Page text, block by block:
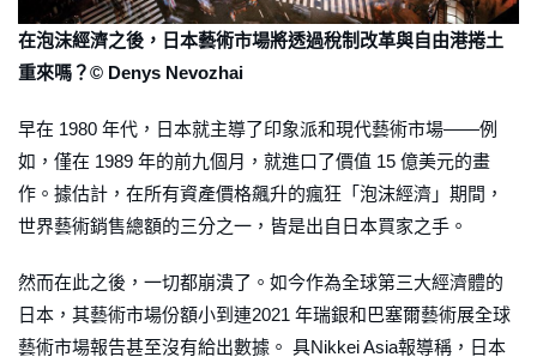
在泡沫經濟之後，日本藝術市場將透過稅制改革與自由港捲土
重來嗎？© Denys Nevozhai
早在 1980 年代，日本就主導了印象派和現代藝術市場——例
如，僅在 1989 年的前九個月，就進口了價值 15 億美元的畫
作。據估計，在所有資產價格飆升的瘋狂「泡沫經濟」期間，
世界藝術銷售總額的三分之一，皆是出自日本買家之手。
然而在此之後，一切都崩潰了。如今作為全球第三大經濟體的
日本，其藝術市場份額小到連2021 年瑞銀和巴塞爾藝術展全球
藝術市場報告甚至沒有給出數據。 具Nikkei Asia報導稱，日本